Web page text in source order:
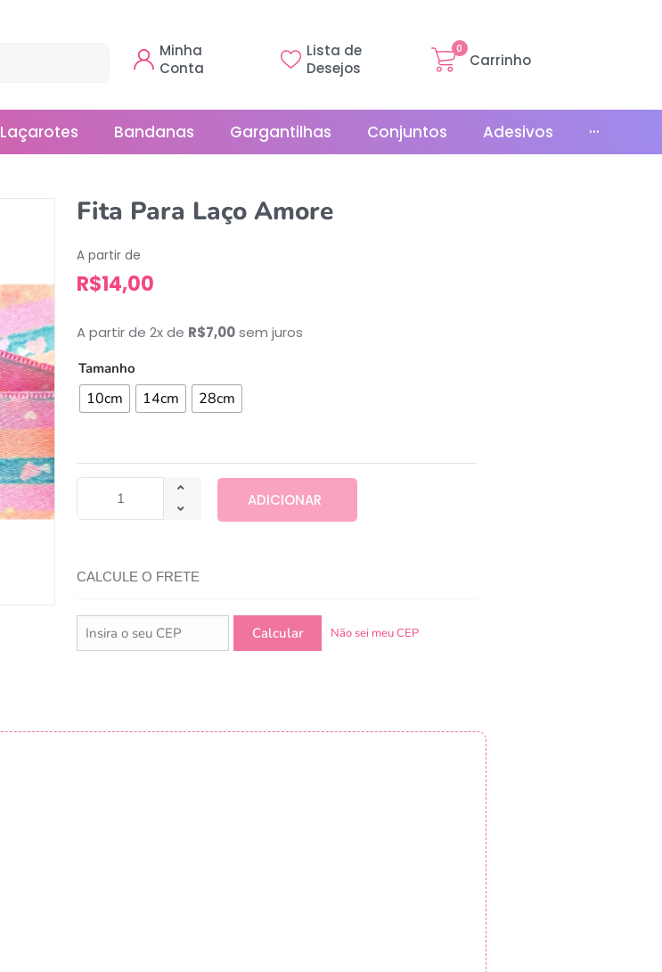
Minha
Conta
Lista de
Desejos
Carrinho
0
Laçarotes Bandanas Gargantilhas Conjuntos Adesivos ···
Fita Para Laço Amore
A partir de
R$14,00
A partir de 2x de R$7,00sem juros
Tamanho
10cm 14cm 28cm
ADICIONAR
CALCULE O FRETE
Não sei meu CEP